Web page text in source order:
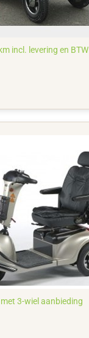
incl. levering en BTW
3-wiel aanbieding